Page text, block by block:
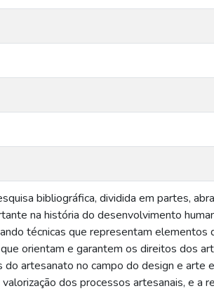
bibliográfica, dividida em partes,
na história do desenvolvimento
técnicas que representam
orientam e garantem os direitos dos
artesanato no campo do design e arte
dos processos artesanais, e a